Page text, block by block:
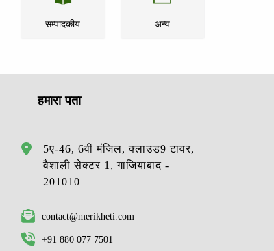
सम्पादकीय अन्य
हमारा पता
5ए-46, 6वीं मंजिल, क्लाउड9 टावर,
वैशाली सेक्टर 1, गाजियाबाद -
201010
contact@merikheti.com
+91 880 077 7501